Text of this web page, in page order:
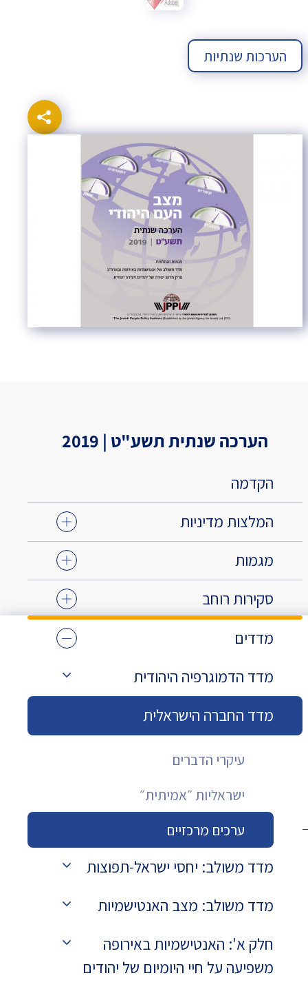
הערכות שנתיות
הערכה שנתית תשע"ט | 2019
הקדמה
המלצות מדיניות
מגמות
סקירות רוחב
מדדים
מדד הדמוגרפיה היהודית
מדד החברה הישראלית
עיקרי הדברים
ישראליות ״אמיתית״
ערכים מרכזיים
מדד משולב: יחסי ישראל-תפוצות
מדד משולב: מצב האנטישמיות
חלק א': האנטישמיות באירופה
משפיעה על חיי היומיום של יהודים